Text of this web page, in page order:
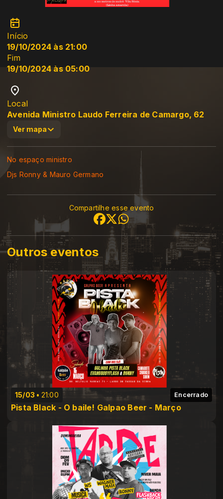
Início
19/10/2024 às 21:00
Fim
19/10/2024 às 05:00
Local
Avenida Ministro Laudo Ferreira de Camargo, 62
Ver mapa
No espaço ministro
Djs Ronny & Mauro Germano
Outros eventos
15/03 21:00 Encerrado
Pista Black - O baile! Galpao Beer - Março
Compartilhe esse evento